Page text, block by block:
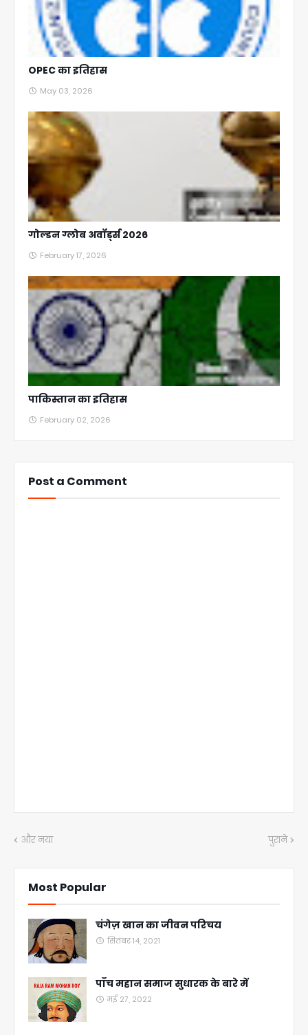
OPEC का इतिहास
May 03, 2026
गोल्डन ग्लोब अवॉर्ड्स 2026
February 17, 2026
पाकिस्तान का इतिहास
February 02, 2026
Post a Comment
और नया पुराने
Most Popular
चंगेज़ खान का जीवन परिचय
सितंबर 14, 2021
पाँच महान समाज सुधारक के बारे में
मई 27, 2022